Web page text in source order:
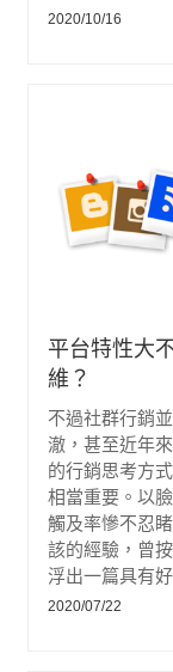
2020/10/16
平台特性大
維？
不過社群行銷
澈，甚至近年
的行銷思考方
相當重要。以
觸及率慘不忍
該的經驗，曾
浮出一篇具有
2020/07/22